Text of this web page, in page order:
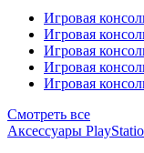
Игровая
Игровая
Игровая
Игровая
Игровая
Смотреть все
Аксессуары